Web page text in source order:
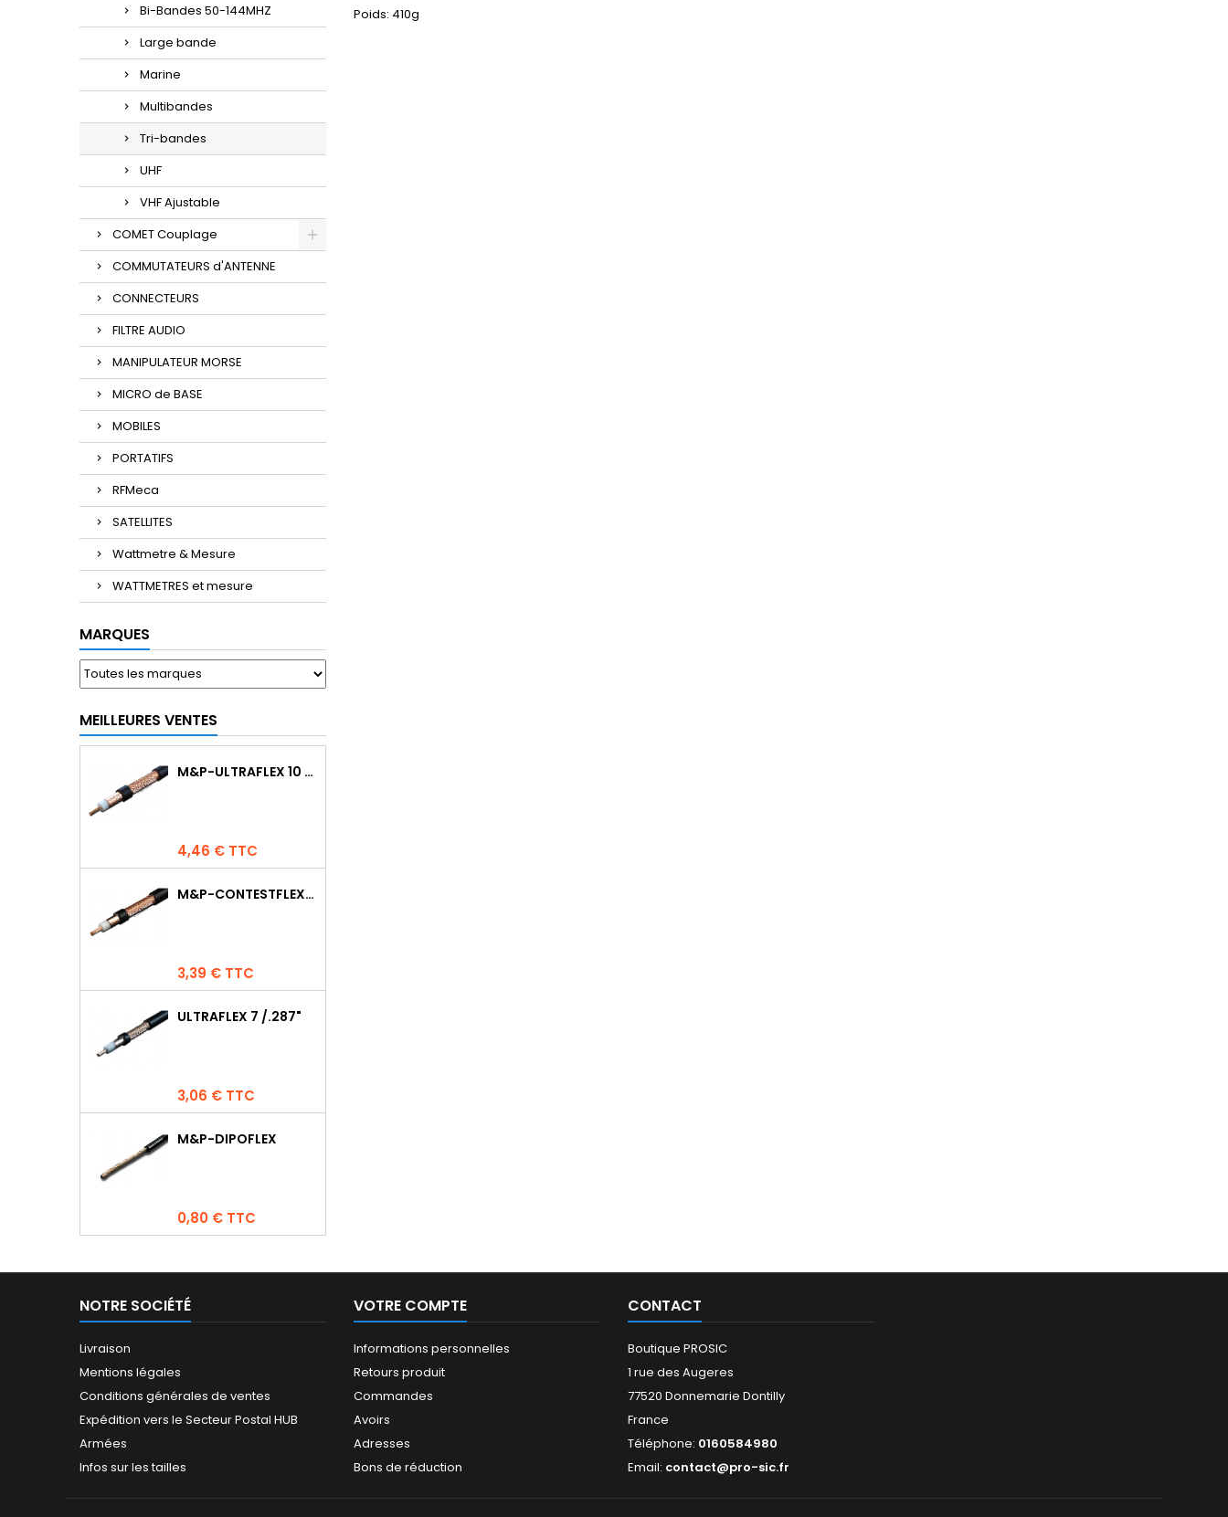
Bi-Bandes 50-144MHZ
Large bande
Marine
Multibandes
Tri-bandes
UHF
VHF Ajustable
COMET Couplage
COMMUTATEURS d'ANTENNE
CONNECTEURS
FILTRE AUDIO
MANIPULATEUR MORSE
MICRO de BASE
MOBILES
PORTATIFS
RFMeca
SATELLITES
Wattmetre & Mesure
WATTMETRES et mesure
MARQUES
MEILLEURES VENTES
M&P-ULTRAFLEX 10 COMPETITION
Prix
4,46 € TTC
M&P-CONTESTFLEX10
Prix
3,39 € TTC
ULTRAFLEX 7 /.287"
Prix
3,06 € TTC
M&P-DIPOFLEX
Prix
0,80 € TTC
Poids: 410g
NOTRE SOCIÉTÉ
Livraison
Mentions légales
Conditions générales de ventes
Expédition vers le Secteur Postal HUB
Armées
Infos sur les tailles
VOTRE COMPTE
Informations personnelles
Retours produit
Commandes
Avoirs
Adresses
Bons de réduction
CONTACT
Boutique PROSIC
1 rue des Augeres
77520 Donnemarie Dontilly
France
Téléphone: 0160584980
Email: contact@pro-sic.fr